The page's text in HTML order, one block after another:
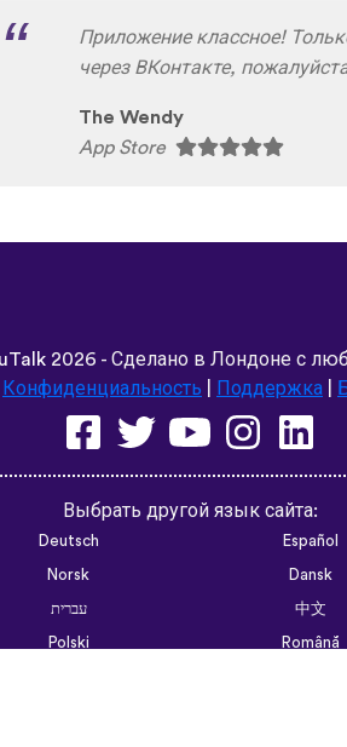
Скачал и прохожу уроки на
отлично нет жалоб :)
Азик Имомов
App Store
Конфиденциальность|Поддержка|
Выбрать другой язык сайта:
Deutsch Español
Norsk Dansk
עברית 中文
Polski Română
한국어 Português do